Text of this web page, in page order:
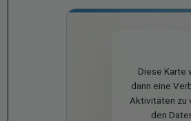
Diese Karte
dann eine
Aktivitäten zu
den